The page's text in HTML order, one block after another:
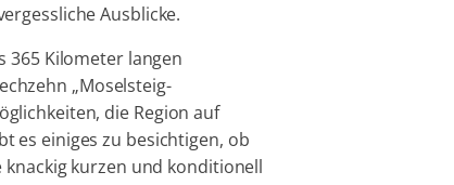
Ausblicke.
365 Kilometer langen
„Moselsteig-
die Region auf
es einiges zu besichtigen, ob
kurzen und konditionell